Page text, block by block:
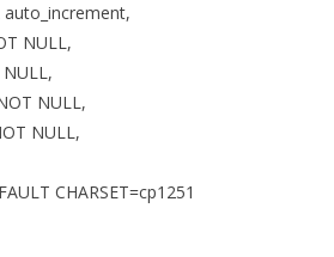
NULL,
NULL,
NULL,
CHARSET=cp1251